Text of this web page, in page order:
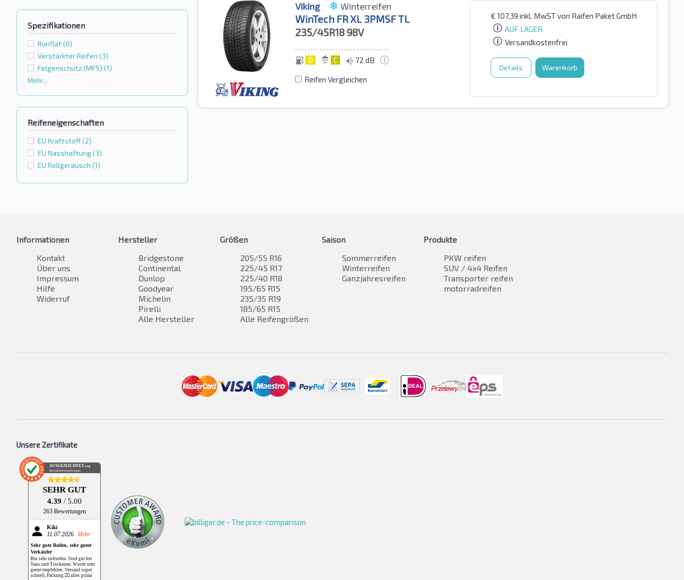
Spezifikationen
Runflat(0)
Verstärkter Reifen (3)
Felgenschutz (MFS) (1)
Mehr...
Reifeneigenschaften
EU Kraftstoff(2)
EU Nasshaftung(3)
EU Rollgeräusch (1)
Viking Winterreifen
WinTech FR XL 3PMSF TL
235/45R18 98V
D C 72 dB
Reifen Vergleichen
€ 107,39 inkl. MwSTvon Raifen Paket GmbH
AUF LAGER
Versandkostenfrei
Details Warenkorb
Informationen
Kontakt
Über uns
Impressum
Hilfe
Widerruf
Hersteller
Bridgestone
Continental
Dunlop
Goodyear
Michelin
Pirelli
Alle Hersteller
Größen
205/55 R16
225/45 R17
225/40 R18
195/65 R15
235/35 R19
185/65 R15
Alle Reifengrößen
Saison
Sommerreifen
Winterreifen
Ganzjahresreifen
Produkte
PKW reifen
SUV / 4x4 Reifen
Transporter reifen
motorradreifen
Unsere Zertifikate
AUSGEZEICHNET .org
Kundenbewertungen
SEHR GUT
4.39 / 5.00
263 Bewertungen
Kiki
11.07.2026 Mehr
Sehr gute Reifen, sehr guter
Verkäufer
Bin sehr zufrieden. Sind gut bei
Nass und Trockenen. Wurde sehr
gerne empfehlen. Versand super
schnell, Packung 👌🏻 alles prima